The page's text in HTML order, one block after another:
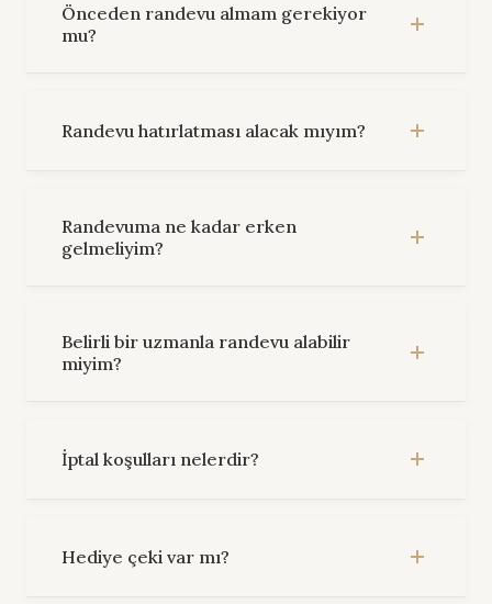
Önceden randevu almam gerekiyor
mu?
Randevu hatırlatması alacak mıyım?
Randevuma ne kadar erken
gelmeliyim?
Belirli bir uzmanla randevu alabilir
miyim?
İptal koşulları nelerdir?
Hediye çeki var mı?